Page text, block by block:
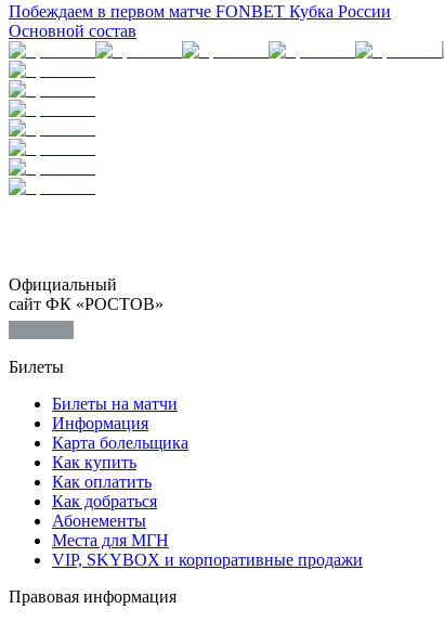
Побеждаем в первом матче FONBET Кубка России
Основной состав
Официальный
сайт ФК «РОСТОВ»
Билеты
Билеты на матчи
Информация
Карта болельщика
Как купить
Как оплатить
Как добраться
Абонементы
Места для МГН
VIP, SKYBOX и корпоративные продажи
Правовая информация